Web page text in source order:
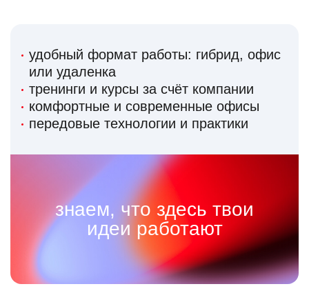
удобный формат работы: гибрид, офис
или удаленка
тренинги и курсы за счёт компании
комфортные и современные офисы
передовые технологии и практики
знаем, что здесь твои
идеи работают